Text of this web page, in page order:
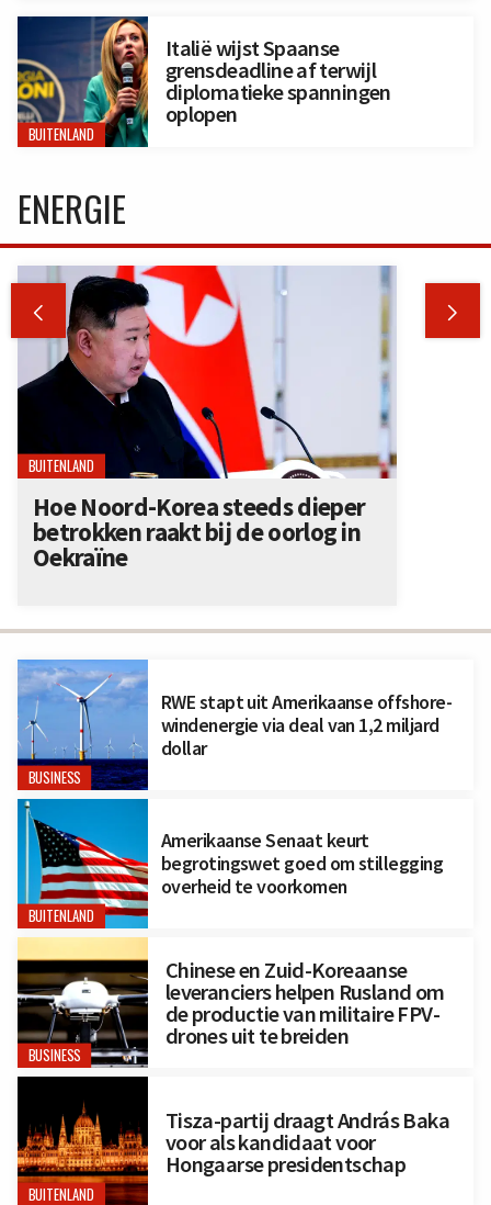
BUITENLAND
Italië wijst Spaanse
grensdeadline af terwijl
diplomatieke spanningen
oplopen
BUSINESS
RWE stapt uit Amerikaanse offshore-
windenergie via deal van 1,2 miljard
dollar
BUITENLAND
Amerikaanse Senaat keurt
begrotingswet goed om stillegging
overheid te voorkomen
BUSINESS
Chinese en Zuid-Koreaanse
leveranciers helpen Rusland om
de productie van militaire FPV-
drones uit te breiden
BUITENLAND
Tisza-partij draagt András Baka
voor als kandidaat voor
Hongaarse presidentschap
ENERGIE
 
BUITENLAND
Hoe Noord-Korea steeds dieper
betrokken raakt bij de oorlog in
Oekraïne